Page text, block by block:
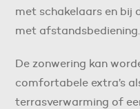
met schakelaars en bij
met afstandsbediening.
De zonwering kan
comfortabele extra’s
terrasverwarming of